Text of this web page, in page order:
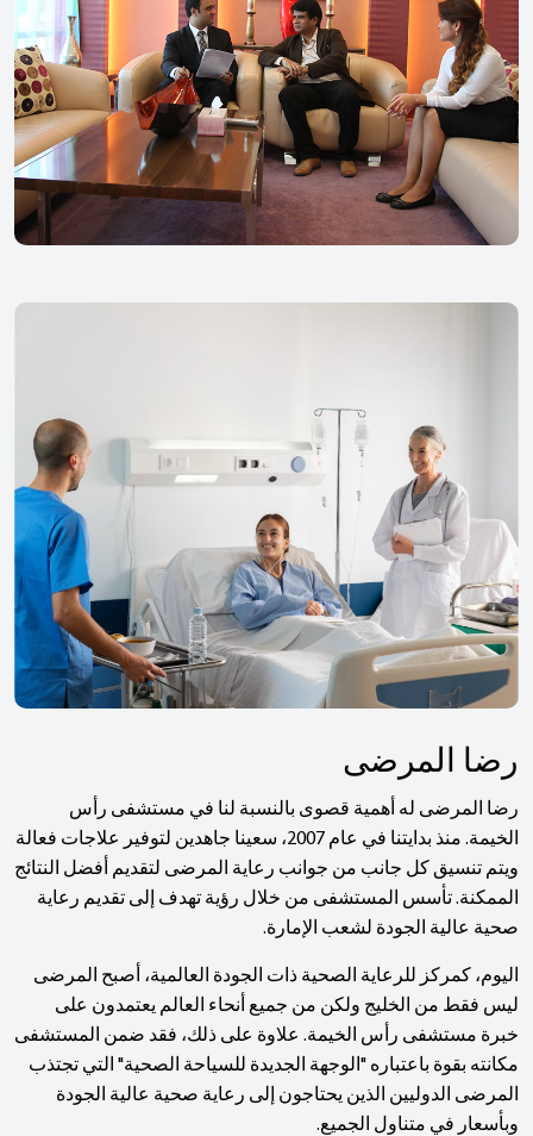
رضا المرضى
رضا المرضى له أهمية قصوى بالنسبة لنا في مستشفى رأس
الخيمة. منذ بدايتنا في عام 2007، سعينا جاهدين لتوفير علاجات فعالة
ويتم تنسيق كل جانب من جوانب رعاية المرضى لتقديم أفضل النتائج
الممكنة. تأسس المستشفى من خلال رؤية تهدف إلى تقديم رعاية
صحية عالية الجودة لشعب الإمارة.
اليوم، كمركز للرعاية الصحية ذات الجودة العالمية، أصبح المرضى
ليس فقط من الخليج ولكن من جميع أنحاء العالم يعتمدون على
خبرة مستشفى رأس الخيمة. علاوة على ذلك، فقد ضمن المستشفى
مكانته بقوة باعتباره "الوجهة الجديدة للسياحة الصحية" التي تجتذب
المرضى الدوليين الذين يحتاجون إلى رعاية صحية عالية الجودة
وبأسعار في متناول الجميع.